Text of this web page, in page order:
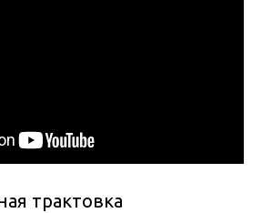
трактовка